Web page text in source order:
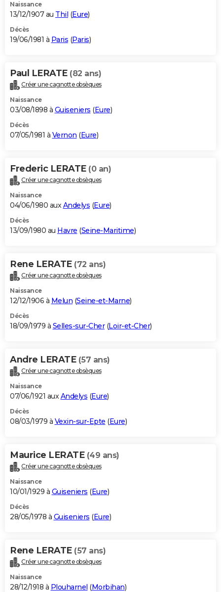
Naissance
13/12/1907 au Thil (Eure)
Décès
19/06/1981 à Paris (Paris)
Paul LERATE (82 ans)
Créer une cagnotte obsèques
Naissance
03/08/1898 à Guiseniers (Eure)
Décès
07/05/1981 à Vernon (Eure)
Frederic LERATE (0 an)
Créer une cagnotte obsèques
Naissance
04/06/1980 auxAndelys (Eure)
Décès
13/09/1980 au Havre (Seine-Maritime)
Rene LERATE (72 ans)
Créer une cagnotte obsèques
Naissance
12/12/1906 à Melun (Seine-et-Marne)
Décès
18/09/1979 à Selles-sur-Cher(Loir-et-Cher)
Andre LERATE (57 ans)
Créer une cagnotte obsèques
Naissance
07/06/1921 auxAndelys (Eure)
Décès
08/03/1979 à Vexin-sur-Epte (Eure)
Maurice LERATE (49 ans)
Créer une cagnotte obsèques
Naissance
10/01/1929 à Guiseniers (Eure)
Décès
28/05/1978 à Guiseniers (Eure)
Rene LERATE (57 ans)
Créer une cagnotte obsèques
Naissance
28/12/1918 à Plouharnel (Morbihan)